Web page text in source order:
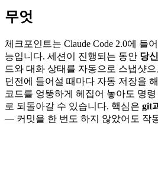
무엇
체크포인트는 Claude Code 2.0에 들
능입니다. 세션이 진행되는 동안 당
드와 대화 상태를 자동으로 스냅샷으
던전에 들어설 때마다 자동 저장을
코드를 엉뚱하게 헤집어 놓아도 명
로 되돌아갈 수 있습니다. 핵심은 git
— 커밋을 한 번도 하지 않았어도 작